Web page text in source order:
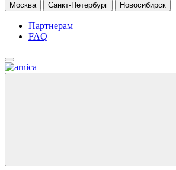
Москва
Санкт-Петербург Новосибирск
Партнерам
FAQ